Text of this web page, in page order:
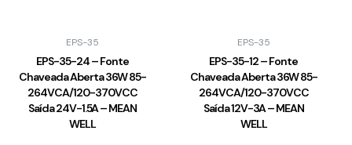
EPS-35
EPS-35-24 – Fonte
Chaveada Aberta 36W 85-
264VCA/120-370VCC
Saída 24V-1.5A – MEAN
WELL
EPS-35
EPS-35-12 – Fonte
Chaveada Aberta 36W 85-
264VCA/120-370VCC
Saída 12V-3A – MEAN
WELL